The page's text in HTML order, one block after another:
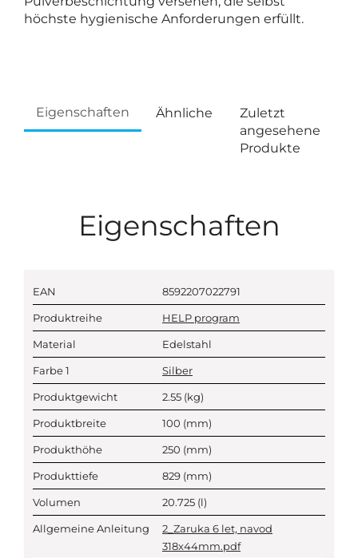
höchste hygienische Anforderungen erfüllt.
Eigenschaften Ähnliche
Zuletzt
angesehene
Produkte
Eigenschaften
EAN 8592207022791
Produktreihe HELP program
Material Edelstahl
Farbe 1 Silber
Produktgewicht 2.55 (kg)
Produktbreite 100 (mm)
Produkthöhe 250 (mm)
Produkttiefe 829 (mm)
Volumen 20.725 (l)
Allgemeine Anleitung
2_Zaruka 6 let, navod
318x44mm.pdf